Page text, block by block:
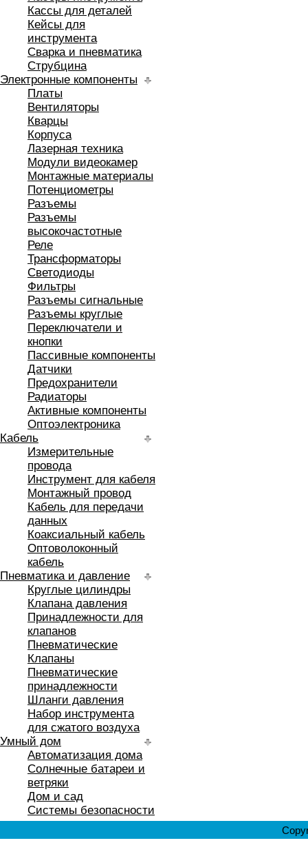
Кассы для деталей
Кейсы для
инструмента
Сварка и пневматика
Струбцина
Электронные компоненты
Платы
Вентиляторы
Кварцы
Корпуса
Лазерная техника
Модули видеокамер
Монтажные материалы
Потенциометры
Разъемы
Разъемы
высокочастотные
Реле
Трансформаторы
Светодиоды
Фильтры
Разъемы сигнальные
Разъемы круглые
Переключатели и
кнопки
Пассивные компоненты
Датчики
Предохранители
Радиаторы
Активные компоненты
Оптоэлектроника
Кабель
Измерительные
провода
Инструмент для кабеля
Монтажный провод
Кабель для передачи
данных
Коаксиальный кабель
Оптоволоконный
кабель
Пневматика и давление
Круглые цилиндры
Клапана давления
Принадлежности для
клапанов
Пневматические
Клапаны
Пневматические
принадлежности
Шланги давления
Набор инструмента
для сжатого воздуха
Умный дом
Автоматизация дома
Солнечные батареи и
ветряки
Дом и сад
Системы безопасности